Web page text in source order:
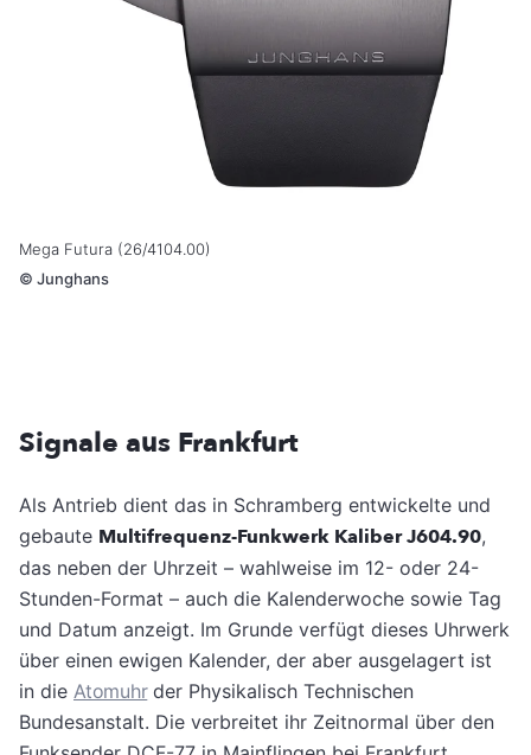
Mega Futura (26/4104.00)
© Junghans
Signale aus Frankfurt
Als Antrieb dient das in Schramberg entwickelte und
gebaute Multifrequenz-Funkwerk Kaliber J604.90,
das neben der Uhrzeit – wahlweise im 12- oder 24-
Stunden-Format – auch die Kalenderwoche sowie Tag
und Datum anzeigt. Im Grunde verfügt dieses Uhrwerk
über einen ewigen Kalender, der aber ausgelagert ist
in die Atomuhrder Physikalisch Technischen
Bundesanstalt. Die verbreitet ihr Zeitnormal über den